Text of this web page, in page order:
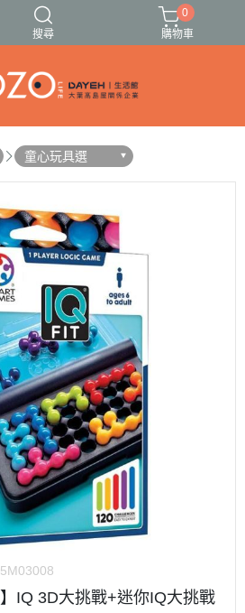
搜尋
0
購物車
童心玩具選
IQ 3D大挑戰+迷你IQ大挑戰